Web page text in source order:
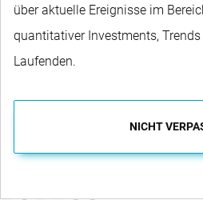
über aktuelle Ereignisse im
quantitativer Investments,
Laufenden.
NICHT